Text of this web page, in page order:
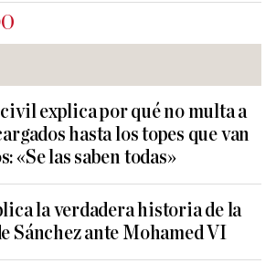
explica por qué no multa a
hasta los topes que van
«Se las saben todas»
la verdadera historia de la
Sánchez ante Mohamed VI